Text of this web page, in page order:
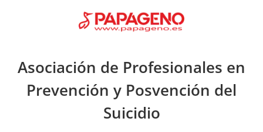
Asociación de Profesionales en
Prevención y Posvención del
Suicidio